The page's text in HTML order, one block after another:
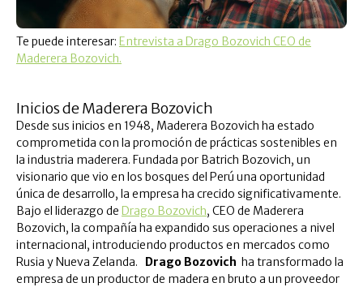
Te puede interesar: Entrevista a Drago Bozovich CEO de
Maderera Bozovich.
Inicios de Maderera Bozovich
Desde sus inicios en 1948, Maderera Bozovich ha estado
comprometida con la promoción de prácticas sostenibles en
la industria maderera. Fundada por Batrich Bozovich, un
visionario que vio en los bosques del Perú una oportunidad
única de desarrollo, la empresa ha crecido significativamente.
Bajo el liderazgo de Drago Bozovich, CEO de Maderera
Bozovich, la compañía ha expandido sus operaciones a nivel
internacional, introduciendo productos en mercados como
Rusia y Nueva Zelanda. Drago Bozovich ha transformado la
empresa de un productor de madera en bruto a un proveedor